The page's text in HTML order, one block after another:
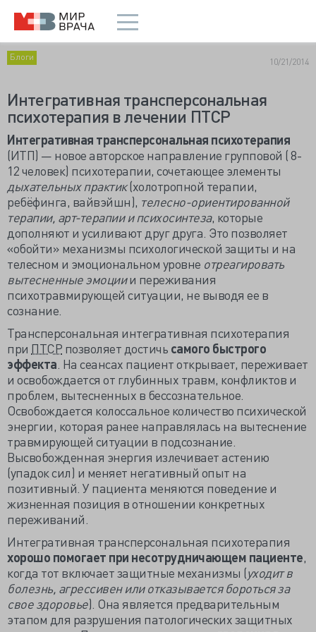
Блоги 10/21/2014
Интегративная трансперсональная
психотерапия в лечении ПТСР
Интегративная трансперсональная психотерапия
(ИТП) — новое авторское направление групповой ( 8-
12 человек) психотерапии, сочетающее элементы
дыхательных практик(холотропной терапии,
ребёфинга, вайвэйшн), телесно-ориентированной
терапии, арт-терапии и психосинтеза, которые
дополняют и усиливают друг друга. Это позволяет
«обойти» механизмы психологической защиты и на
телесном и эмоциональном уровне отреагировать
вытесненные эмоциии переживания
психотравмирующей ситуации, не выводя ее в
сознание.
Трансперсональная интегративная психотерапия
при ПТСР позволяет достичь самого быстрого
эффекта . На сеансах пациент открывает, переживает
и освобождается от глубинных травм, конфликтов и
проблем, вытесненных в бессознательное.
Освобождается колоссальное количество психической
энергии, которая ранее направлялась на вытеснение
травмирующей ситуации в подсознание.
Высвобожденная энергия излечивает астению
(упадок сил) и меняет негативный опыт на
позитивный. У пациента меняются поведение и
жизненная позиция в отношении конкретных
переживаний.
Интегративная трансперсональная психотерапия
хорошо помогает при несотрудничающем пациенте,
когда тот включает защитные механизмы (уходит в
болезнь, агрессивен или отказывается бороться за
свое здоровье). Она является предварительным
этапом для разрушения патологических защитных